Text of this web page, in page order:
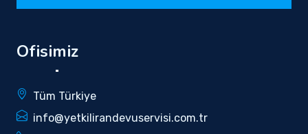
Ofisimiz
Tüm Türkiye
info@yetkilirandevuservisi.com.tr